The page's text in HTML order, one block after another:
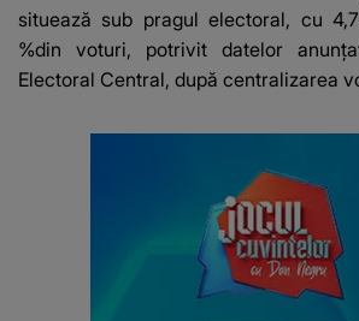
situează sub pragul electoral, cu
%din voturi, potrivit datelor
Electoral Central, după centralizarea